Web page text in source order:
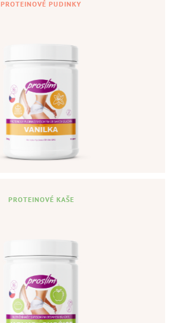
PROTEINOVÉ PUDINKY
PROTEINOVÉ KAŠE